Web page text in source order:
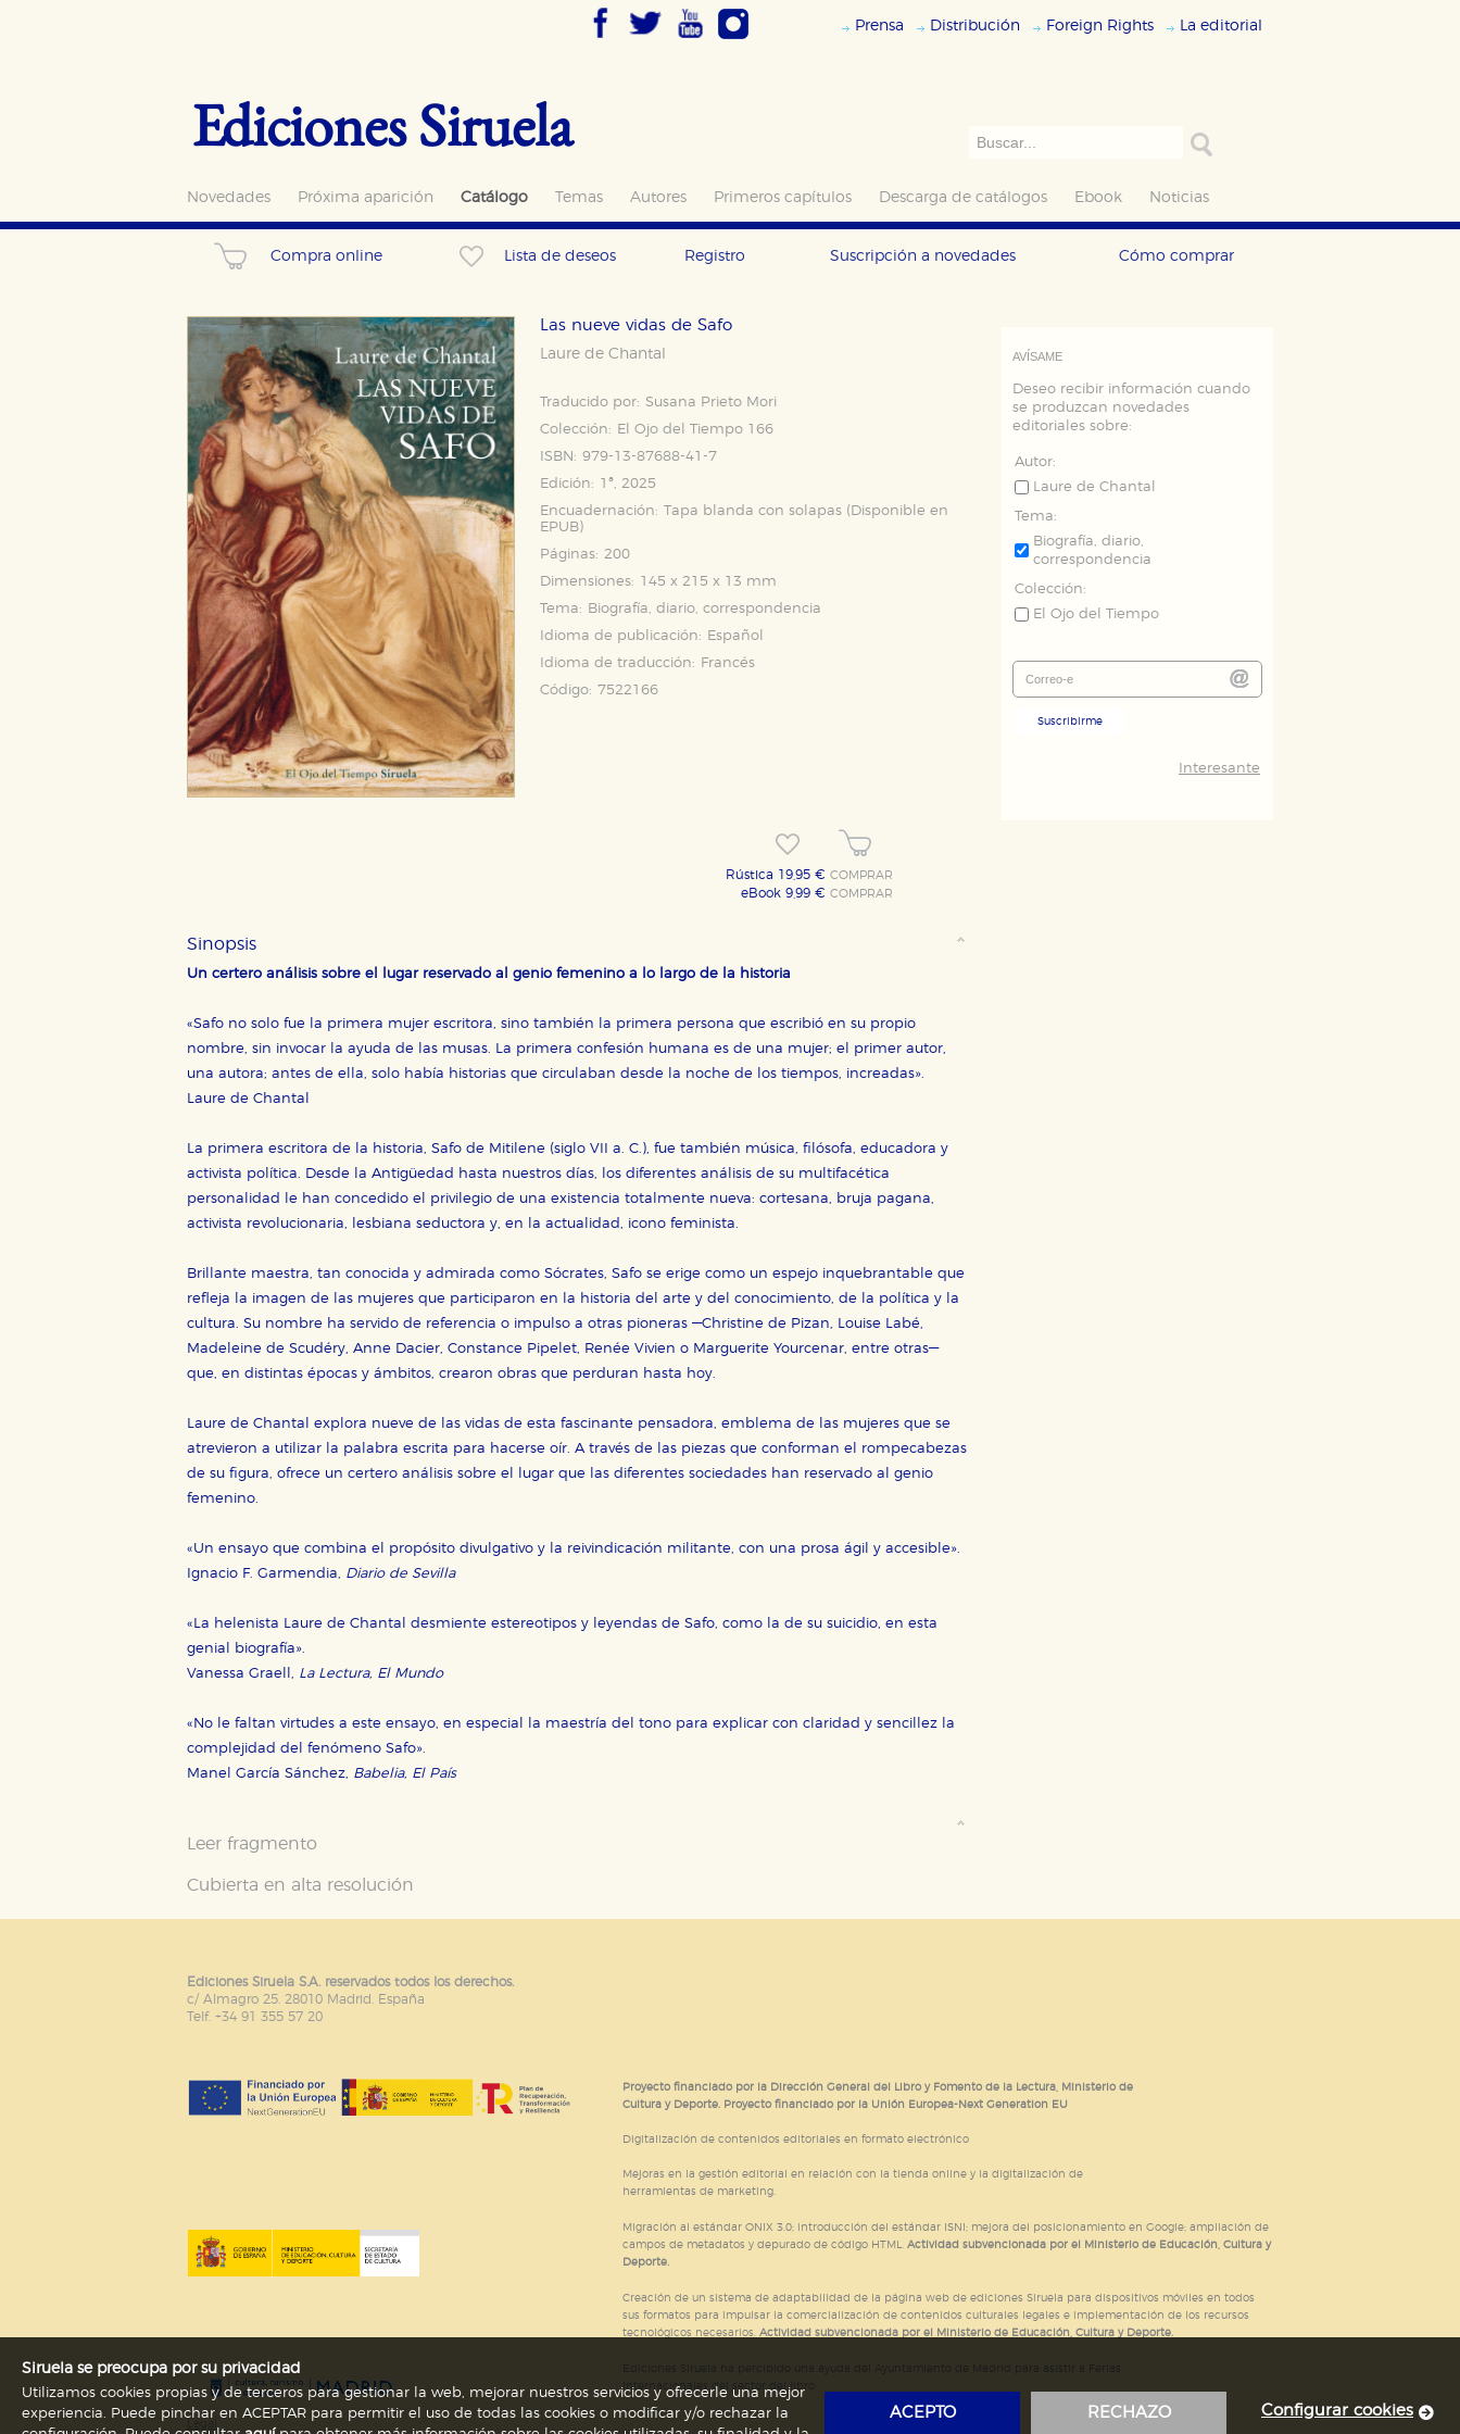
Prensa Distribución Foreign Rights La editorial
Ediciones Siruela
Novedades Próxima aparición Catálogo Temas Autores Primeros capítulos Descarga de catálogos Ebook Noticias
Compra online Lista de deseos Registro Suscripción a novedades Cómo comprar
Las nueve vidas de Safo
Laure de Chantal
Traducido por: Susana Prieto Mori
Colección:
El Ojo del Tiempo 166
ISBN: 979-13-87688-41-7
Edición: 1ª, 2025
Encuadernación: Tapa blanda con solapas (Disponible en
EPUB)
Páginas: 200
Dimensiones: 145 x 215 x 13 mm
Tema:
Biografía, diario, correspondencia
Idioma de publicación:
Español
Idioma de traducción:
Francés
Código: 7522166
Rústica 19,95 €COMPRAR
eBook 9,99 €COMPRAR
Sinopsis
Un certero análisis sobre el lugar reservado al genio femenino a lo largo de la historia
«Safo no solo fue la primera mujer escritora, sino también la primera persona que escribió en su propio
nombre, sin invocar la ayuda de las musas. La primera confesión humana es de una mujer; el primer autor,
una autora; antes de ella, solo había historias que circulaban desde la noche de los tiempos, increadas».
Laure de Chantal
La primera escritora de la historia, Safo de Mitilene (siglo VII a. C.), fue también música, filósofa, educadora y
activista política. Desde la Antigüedad hasta nuestros días, los diferentes análisis de su multifacética
personalidad le han concedido el privilegio de una existencia totalmente nueva: cortesana, bruja pagana,
activista revolucionaria, lesbiana seductora y, en la actualidad, icono feminista.
Brillante maestra, tan conocida y admirada como Sócrates, Safo se erige como un espejo inquebrantable que
refleja la imagen de las mujeres que participaron en la historia del arte y del conocimiento, de la política y la
cultura. Su nombre ha servido de referencia o impulso a otras pioneras —Christine de Pizan, Louise Labé,
Madeleine de Scudéry, Anne Dacier, Constance Pipelet, Renée Vivien o Marguerite Yourcenar, entre otras—
que, en distintas épocas y ámbitos, crearon obras que perduran hasta hoy.
Laure de Chantal explora nueve de las vidas de esta fascinante pensadora, emblema de las mujeres que se
atrevieron a utilizar la palabra escrita para hacerse oír. A través de las piezas que conforman el rompecabezas
de su figura, ofrece un certero análisis sobre el lugar que las diferentes sociedades han reservado al genio
femenino.
«Un ensayo que combina el propósito divulgativo y la reivindicación militante, con una prosa ágil y accesible».
Ignacio F. Garmendia, Diario de Sevilla
«La helenista Laure de Chantal desmiente estereotipos y leyendas de Safo, como la de su suicidio, en esta
genial biografía».
Vanessa Graell, La Lectura, El Mundo
«No le faltan virtudes a este ensayo, en especial la maestría del tono para explicar con claridad y sencillez la
complejidad del fenómeno Safo».
Manel García Sánchez, Babelia, El País
Leer fragmento
Cubierta en alta resolución
AVÍSAME
Deseo recibir información cuando
se produzcan novedades
editoriales sobre:
Autor:
Laure de Chantal
Tema:
Biografía, diario,
correspondencia
Colección:
El Ojo del Tiempo
Suscribirme
Interesante
Ediciones Siruela S.A. reservados todos los derechos.
c/ Almagro 25. 28010 Madrid. España
Telf. +34 91 355 57 20
Proyecto financiado por la Dirección General del Libro y Fomento de la Lectura, Ministerio de
Cultura y Deporte. Proyecto financiado por la Unión Europea-Next Generation EU
Digitalización de contenidos editoriales en formato electrónico
Mejoras en la gestión editorial en relación con la tienda online y la digitalización de
herramientas de marketing.
Migración al estándar ONIX 3.0; introducción del estándar ISNI; mejora del posicionamiento en Google; ampliación de
campos de metadatos y depurado de código HTML. Actividad subvencionada por el Ministerio de Educación, Cultura y
Deporte.
Creación de un sistema de adaptabilidad de la página web de ediciones Siruela para dispositivos móviles en todos
sus formatos para impulsar la comercialización de contenidos culturales legales e implementación de los recursos
tecnológicos necesarios. Actividad subvencionada por el Ministerio de Educación, Cultura y Deporte.
Internacionales del sector del libro.
Siruela se preocupa por su privacidad
Utilizamos cookies propias y de terceros para gestionar la web, mejorar nuestros servicios y ofrecerle una mejor
experiencia. Puede pinchar en ACEPTAR para permitir el uso de todas las cookies o modificar y/o rechazar la
ACEPTO RECHAZO Configurar cookies
Cookies necesarias
hacerlo desde el navegador, pero en ese caso es posible que algunas áreas de nuestra web dejen de funcionar correctamente.
Cookies de rendimiento y analíticas
Estas cookies se utilizan para mejorar su experiencia de navegación y optimizar el funcionamiento de nuestro sitio web. Almacenan
configuraciones de servicios para que no tenga que reconfigurarlos cada vez que nos visita. La información es agregada y, por lo
Cookies de publicidad y redes sociales
Estas cookies son gestionadas por nuestros socios publicitarios y se utilizan para mostrar publicidad relevante para sus intereses en
otros sitios. No almacenan directamente información personal sino que se basan en la identificación única de su navegador y
Puede consultar nuestra